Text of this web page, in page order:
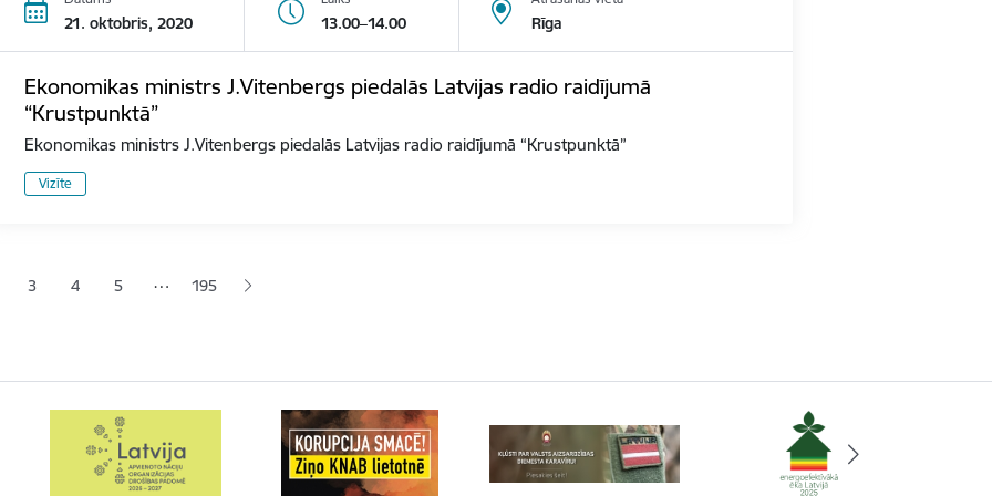
21. oktobris, 2020 13.00–14.00 Rīga
Ekonomikas ministrs J.Vitenbergs piedalās Latvijas radio raidījumā
“Krustpunktā”
Ekonomikas ministrs J.Vitenbergs piedalās Latvijas radio raidījumā “Krustpunktā”
Vizīte
lapaLapa
3 Lapa
4 Lapa
5 … 195